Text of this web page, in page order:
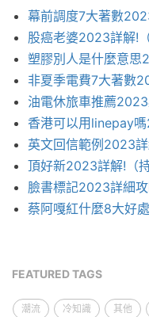
幕前調度7大著數
股癌老婆2023詳解!
塑膠別人是什麼意思
非夏季電費7大著數
油電休旅車推薦2023
香港可以用linepay嗎
英文回信範例2023
頂好新2023詳解!（持
臉書標記2023詳細攻
蔡阿嘎紅什麼8大好
FEATURED TAGS
潮流 冷知識 其他